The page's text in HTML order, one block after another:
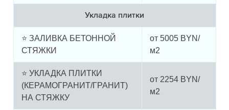
Укладка плитки
⭐ ЗАЛИВКА БЕТОННОЙ
СТЯЖКИ
от 5005 BYN/
м2
⭐ УКЛАДКА ПЛИТКИ
(КЕРАМОГРАНИТ/ГРАНИТ)
НА СТЯЖКУ
от 2254 BYN/
м2